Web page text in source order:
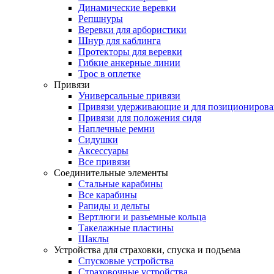
Динамические веревки
Репшнуры
Веревки для арбористики
Шнур для каблинга
Протекторы для веревки
Гибкие анкерные линии
Трос в оплетке
Привязи
Универсальные привязи
Привязи удерживающие и для
Привязи для положения сидя
Наплечные ремни
Сидушки
Аксессуары
Все привязи
Соединительные элементы
Стальные карабины
Все карабины
Рапиды и дельты
Вертлюги и разъемные кольца
Такелажные пластины
Шаклы
Устройства для страховки, спуска и подъема
Спусковые устройства
Страховочные устройства